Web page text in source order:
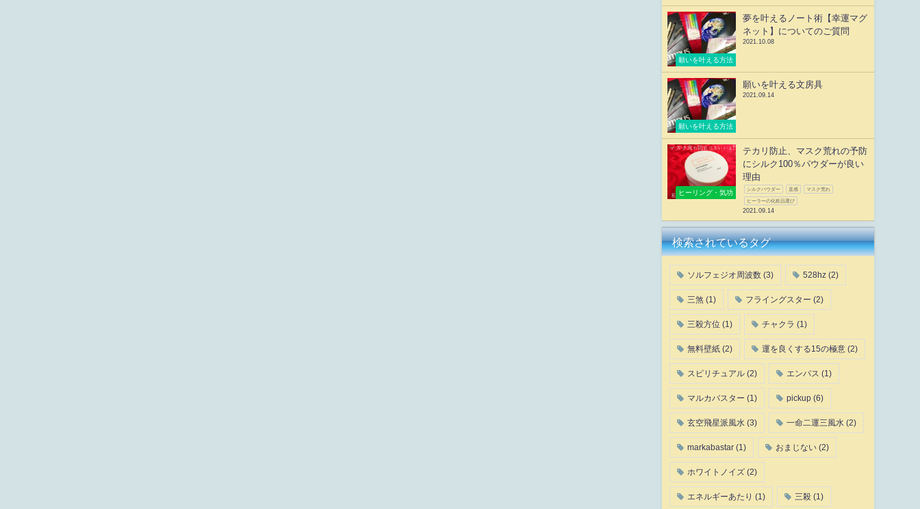
願いを叶える方法
夢を叶えるノート術【幸運マグ
ネット】についてのご質問
2021.10.08
願いを叶える方法
願いを叶える文房具
2021.09.14
ヒーリング・気功
テカリ防止、マスク荒れの予防
にシルク100％パウダーが良い
理由
シルクパウダー 直感 マスク荒れ
ヒーラーの化粧品選び
2021.09.14
検索されているタグ
ソルフェジオ周波数(3) 528hz(2)
三煞(1) フライングスター (2)
三殺方位 (1) チャクラ (1)
無料壁紙(2) 運を良くする15の極意(2)
スピリチュアル(2) エンパス (1)
マルカバスター (1) pickup(6)
玄空飛星派風水 (3) 一命二運三風水 (2)
markabastar(1) おまじない(2)
ホワイトノイズ(2)
エネルギーあたり (1) 三殺(1)